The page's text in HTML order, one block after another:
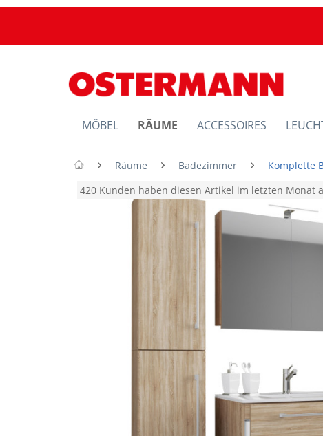
MÖBEL RÄUME ACCESSOIRES
Räume Badezimmer
Komplette
420 Kunden haben diesen Artikel im letzten Monat